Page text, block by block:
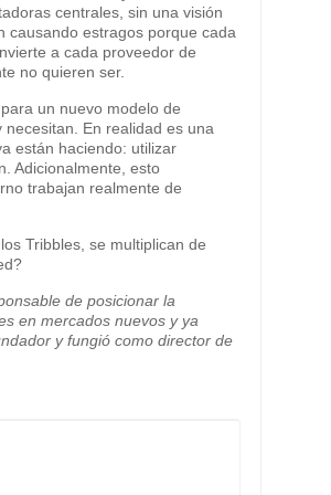
centrales, sin una visión
causando estragos porque cada
a cada proveedor de
no quieren ser.
un nuevo modelo de
En realidad es una
están haciendo: utilizar
Adicionalmente, esto
trabajan realmente de
Tribbles, se multiplican de
de posicionar la
en mercados nuevos y ya
y fungió como director de